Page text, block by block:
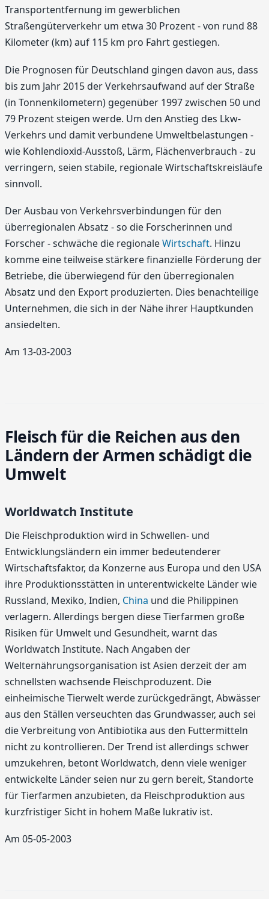
Transportentfernung im gewerblichen
Straßengüterverkehr um etwa 30 Prozent - von rund 88
Kilometer (km) auf 115 km pro Fahrt gestiegen.
Die Prognosen für Deutschland gingen davon aus, dass
bis zum Jahr 2015 der Verkehrsaufwand auf der Straße
(in Tonnenkilometern) gegenüber 1997 zwischen 50 und
79 Prozent steigen werde. Um den Anstieg des Lkw-
Verkehrs und damit verbundene Umweltbelastungen -
wie Kohlendioxid-Ausstoß, Lärm, Flächenverbrauch - zu
verringern, seien stabile, regionale Wirtschaftskreisläufe
sinnvoll.
Der Ausbau von Verkehrsverbindungen für den
überregionalen Absatz - so die Forscherinnen und
Forscher - schwäche die regionaleWirtschaft. Hinzu
komme eine teilweise stärkere finanzielle Förderung der
Betriebe, die überwiegend für den überregionalen
Absatz und den Export produzierten. Dies benachteilige
Unternehmen, die sich in der Nähe ihrer Hauptkunden
ansiedelten.
Am 13-03-2003
Fleisch für die Reichen aus den
Ländern der Armen schädigt die
Umwelt
Worldwatch Institute
Die Fleischproduktion wird in Schwellen- und
Entwicklungsländern ein immer bedeutenderer
Wirtschaftsfaktor, da Konzerne aus Europa und den USA
ihre Produktionsstätten in unterentwickelte Länder wie
Russland, Mexiko, Indien, China und die Philippinen
verlagern. Allerdings bergen diese Tierfarmen große
Risiken für Umwelt und Gesundheit, warnt das
Worldwatch Institute. Nach Angaben der
Welternährungsorganisation ist Asien derzeit der am
schnellsten wachsende Fleischproduzent. Die
einheimische Tierwelt werde zurückgedrängt, Abwässer
aus den Ställen verseuchten das Grundwasser, auch sei
die Verbreitung von Antibiotika aus den Futtermitteln
nicht zu kontrollieren. Der Trend ist allerdings schwer
umzukehren, betont Worldwatch, denn viele weniger
entwickelte Länder seien nur zu gern bereit, Standorte
für Tierfarmen anzubieten, da Fleischproduktion aus
kurzfristiger Sicht in hohem Maße lukrativ ist.
Am 05-05-2003